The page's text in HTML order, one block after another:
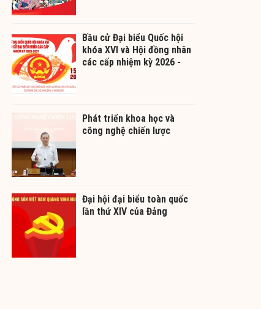
Bầu cử Đại biểu Quốc hội
khóa XVI và Hội đồng nhân
các cấp nhiệm kỳ 2026 -
Phát triển khoa học và
công nghệ chiến lược
Đại hội đại biểu toàn quốc
lần thứ XIV của Đảng